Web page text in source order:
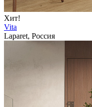
Хит!
Vita
Laparet, Россия